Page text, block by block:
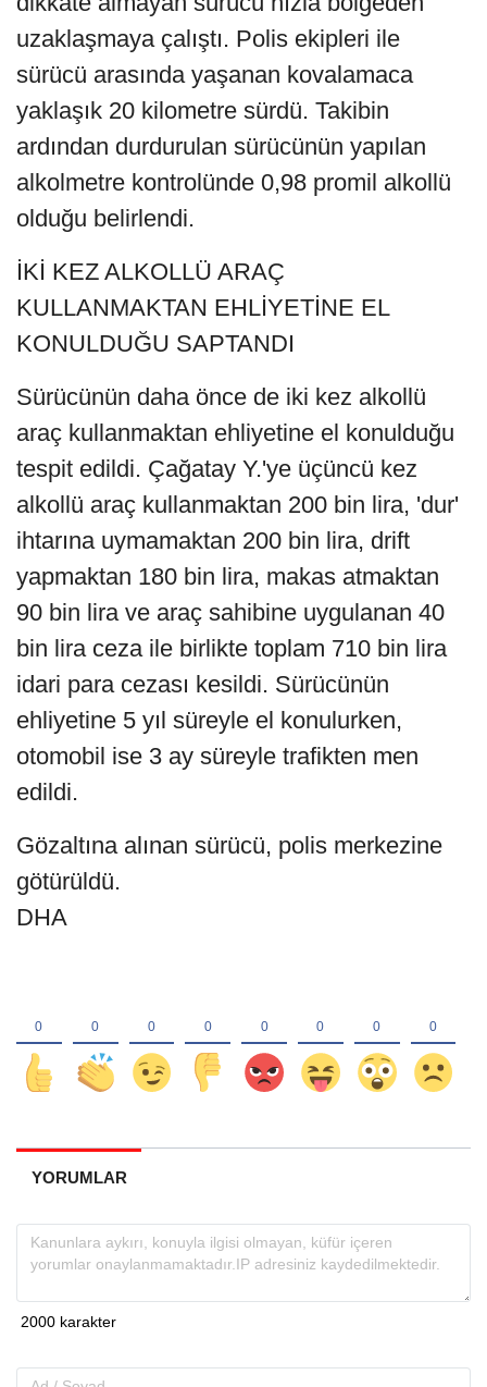
uzaklaşmaya çalıştı. Polis ekipleri ile
sürücü arasında yaşanan kovalamaca
yaklaşık 20 kilometre sürdü. Takibin
ardından durdurulan sürücünün yapılan
alkolmetre kontrolünde 0,98 promil alkollü
olduğu belirlendi.
İKİ KEZ ALKOLLÜ ARAÇ
KULLANMAKTAN EHLİYETİNE EL
KONULDUĞU SAPTANDI
Sürücünün daha önce de iki kez alkollü
araç kullanmaktan ehliyetine el konulduğu
tespit edildi. Çağatay Y.'ye üçüncü kez
alkollü araç kullanmaktan 200 bin lira, 'dur'
ihtarına uymamaktan 200 bin lira, drift
yapmaktan 180 bin lira, makas atmaktan
90 bin lira ve araç sahibine uygulanan 40
bin lira ceza ile birlikte toplam 710 bin lira
idari para cezası kesildi. Sürücünün
ehliyetine 5 yıl süreyle el konulurken,
otomobil ise 3 ay süreyle trafikten men
edildi.
Gözaltına alınan sürücü, polis merkezine
götürüldü.
DHA
YORUMLAR